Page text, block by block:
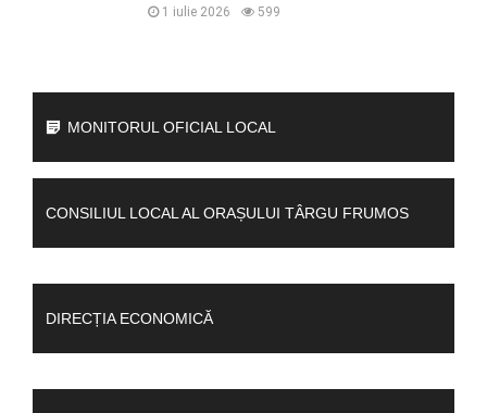
1 iulie 2026 599
MONITORUL OFICIAL LOCAL
CONSILIUL LOCAL AL ORAȘULUI TÂRGU FRUMOS
DIRECȚIA ECONOMICĂ